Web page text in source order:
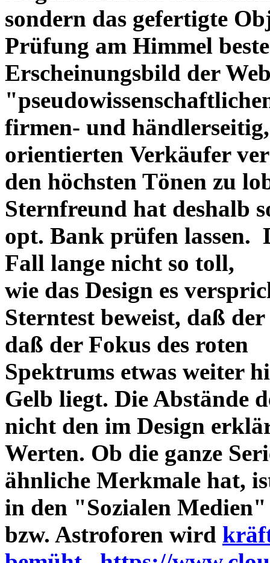
sondern das gefertigte
Prüfung am Himmel
Erscheinungsbild der
firmen- und
orientierten Verkäufer
den höchsten Tönen zu
Sternfreund hat deshalb
opt. Bank prüfen lassen.
Fall lange nicht so toll,
wie das Design es
Sterntest beweist, daß
daß der Fokus des roten
Spektrums etwas weiter
Gelb liegt. Die Abstände
nicht den im Design
Werten. Ob die ganze
ähnliche Merkmale hat,
in den "Sozialen Medien"
bzw. Astroforen wird